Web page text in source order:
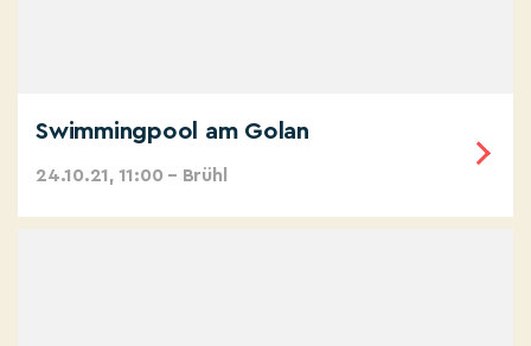
Swimmingpool am Golan
24.10.21, 11:00 – Brühl